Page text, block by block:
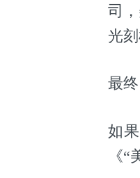
司
光刻
最
如
《